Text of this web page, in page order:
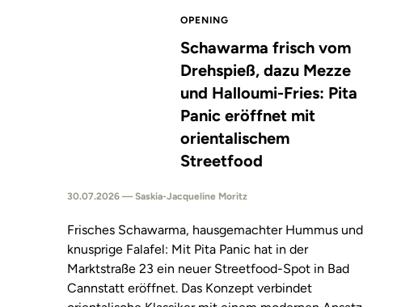
OPENING
Schawarma frisch vom
Drehspieß, dazu Mezze
und Halloumi-Fries: Pita
Panic eröffnet mit
orientalischem
Streetfood
30.07.2026 — Saskia-Jacqueline Moritz
Frisches Schawarma, hausgemachter Hummus und
knusprige Falafel: Mit Pita Panic hat in der
Marktstraße 23 ein neuer Streetfood-Spot in Bad
Cannstatt eröffnet. Das Konzept verbindet